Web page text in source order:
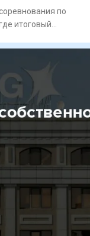
по
итоговый